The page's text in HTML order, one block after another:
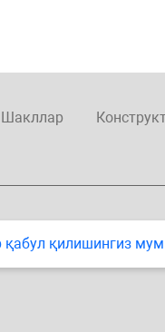
Шакллар
қабул қилишингиз